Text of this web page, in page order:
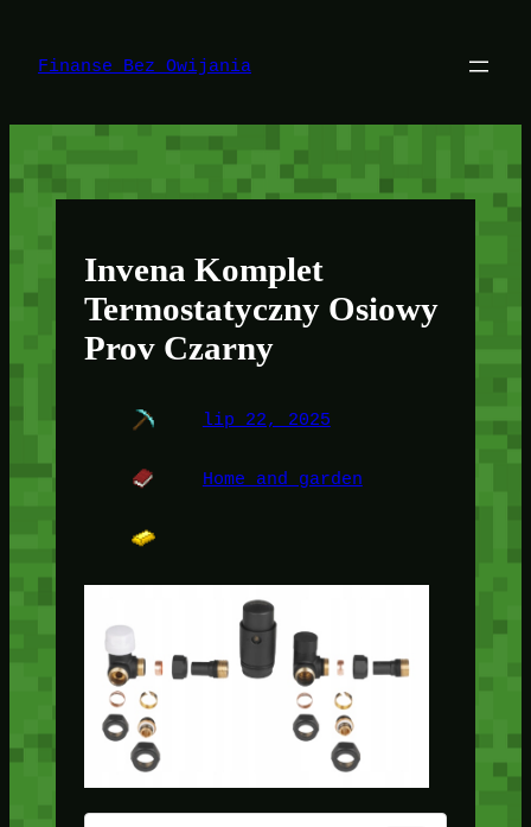
treści
Finanse Bez Owijania
Invena Komplet
Termostatyczny Osiowy
Prov Czarny
lip 22, 2025
Home and garden